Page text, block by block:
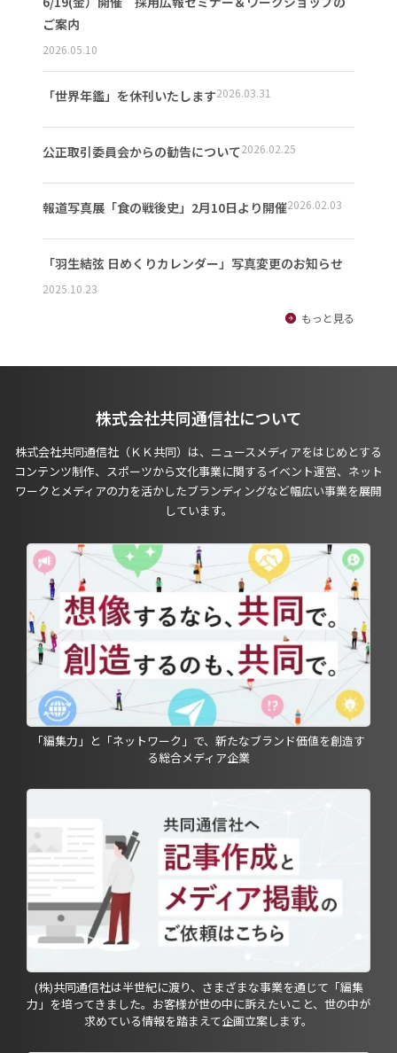
ご案内
2026.05.10
「世界年鑑」を休刊いたします2026.03.31
公正取引委員会からの勧告について2026.02.25
報道写真展「食の戦後史」2月10日より開催2026.02.03
「羽生結弦 日めくりカレンダー」写真変更のお知らせ
2025.10.23
もっと見る
株式会社共同通信社について
株式会社共同通信社（ＫＫ共同）は、ニュースメディアをはじめとする
コンテンツ制作、スポーツから文化事業に関するイベント運営、ネット
ワークとメディアの力を活かしたブランディングなど幅広い事業を展開
しています。
「編集力」と「ネットワーク」で、新たなブランド価値を創造す
る総合メディア企業
(株)共同通信社は半世紀に渡り、さまざまな事業を通じて「編集
力」を培ってきました。お客様が世の中に訴えたいこと、世の中が
求めている情報を踏まえて企画立案します。